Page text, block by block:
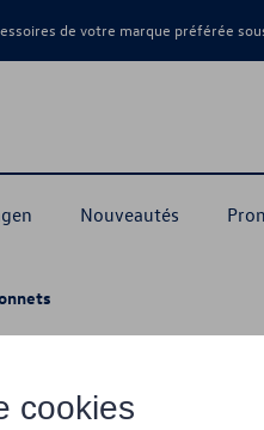
de votre marque préférée
Nouveautés